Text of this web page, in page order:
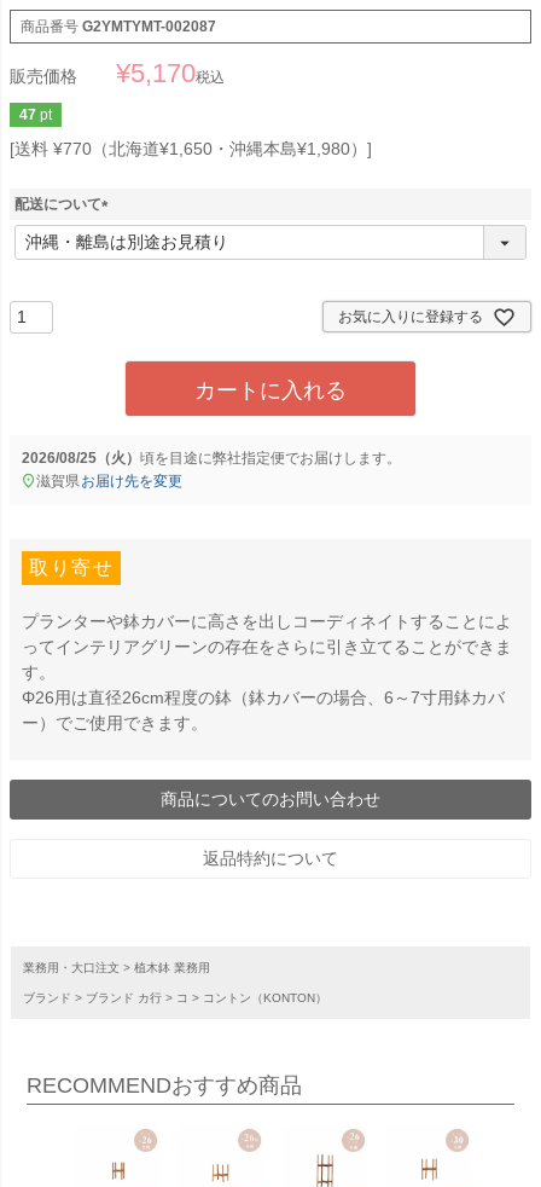
商品番号 G2YMTYMT-002087
販売価格 ¥5,170税込
47 pt
送料 ¥770（北海道¥1,650・沖縄本島¥1,980）
配送について
(
必
お気に入りに登録する
カートに入れる
2026/08/25（火） に弊社指定便でお届けします。
滋賀県お届け先を変更
取り寄せ
プランターや鉢カバーに高さを出しコーディネイトすることによ
ってインテリアグリーンの存在をさらに引き立てることができま
す。
Φ26用は直径26cm程度の鉢（鉢カバーの場合、6～7寸用鉢カバ
ー）でご使用できます。
商品についてのお問い合わせ
返品特約について
業務用・大口注文 植木鉢 業務用
ブランド ブランド カ行 コ コントン（KONTON）
RECOMMENDおすすめ商品